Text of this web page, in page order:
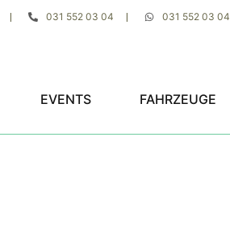
031 552 03 04 031 552 03 04
EVENTS FAHRZEUGE